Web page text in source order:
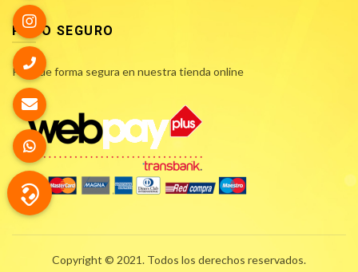
PAGO SEGURO
Paga de forma segura en nuestra tienda online
Copyright © 2021. Todos los derechos reservados.